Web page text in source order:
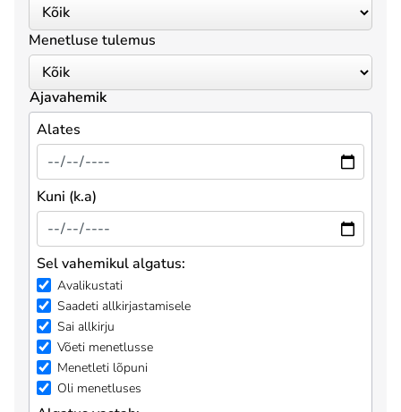
Menetluse tulemus
Ajavahemik
Alates
Kuni (k.a)
Sel vahemikul algatus:
Avalikustati
Saadeti allkirjastamisele
Sai allkirju
Võeti menetlusse
Menetleti lõpuni
Oli menetluses